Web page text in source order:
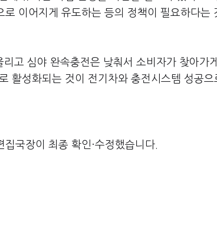
이어지게 유도하는 등의 정책이 필요하다는
고 심야 완속충전은 낮춰서 소비자가 찾아가
활성화되는 것이 전기차와 충전시스템 성공으
국장이 최종 확인·수정했습니다.